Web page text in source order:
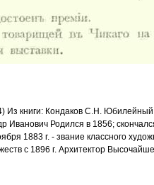
Из книги: Кондаков С.Н.
Родился в 1856;
1883 г. - звание классного
с 1896 г. Архитектор